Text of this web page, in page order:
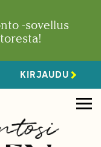
-sovellus
KIRJAUDU